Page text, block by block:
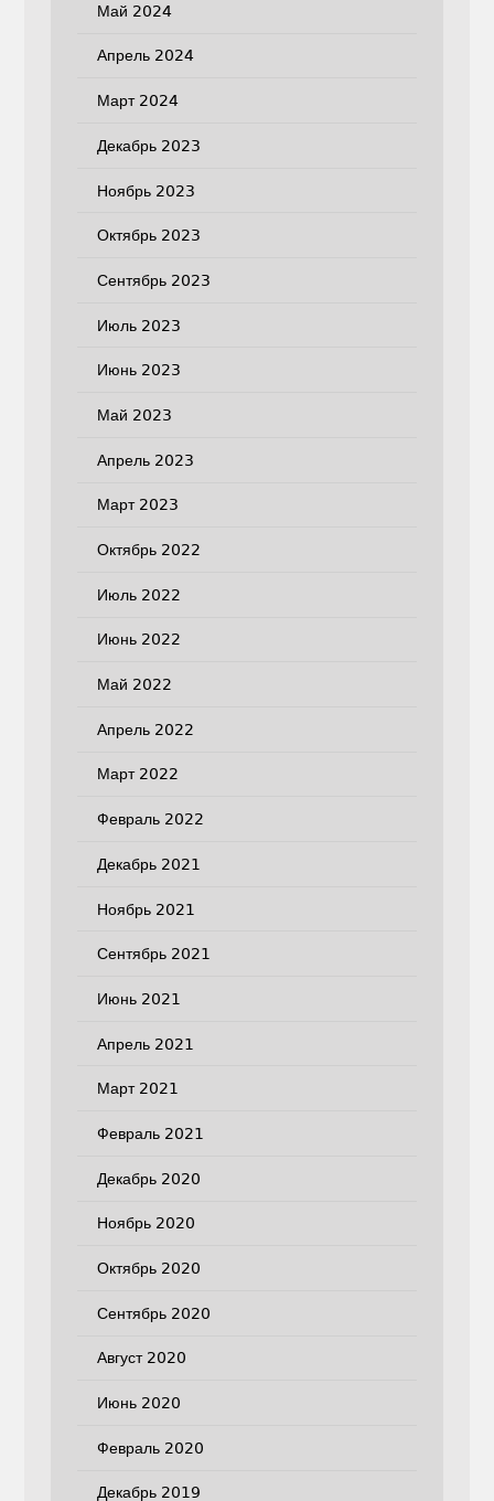
Май 2024
Апрель 2024
Март 2024
Декабрь 2023
Ноябрь 2023
Октябрь 2023
Сентябрь 2023
Июль 2023
Июнь 2023
Май 2023
Апрель 2023
Март 2023
Октябрь 2022
Июль 2022
Июнь 2022
Май 2022
Апрель 2022
Март 2022
Февраль 2022
Декабрь 2021
Ноябрь 2021
Сентябрь 2021
Июнь 2021
Апрель 2021
Март 2021
Февраль 2021
Декабрь 2020
Ноябрь 2020
Октябрь 2020
Сентябрь 2020
Август 2020
Июнь 2020
Февраль 2020
Декабрь 2019